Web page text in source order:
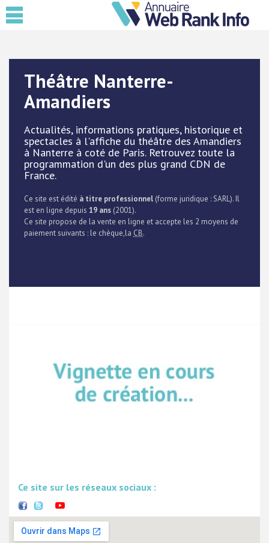
Théâtre Nanterre-
Amandiers
Actualités, informations pratiques, historique et
spectacles à l'affiche du théâtre des Amandiers
à Nanterre à coté de Paris. Retrouvez toute la
programmation d'un des plus grand CDN de
France.
Ce site est édité à titre professionnel (forme juridique : SARL). Il
est en ligne depuis 19 ans (2001).
Ce site propose de la vente en ligne et accepte les 2 moyens de
paiement suivants : le chèque,la CB.
Ce site sur les réseaux sociaux :